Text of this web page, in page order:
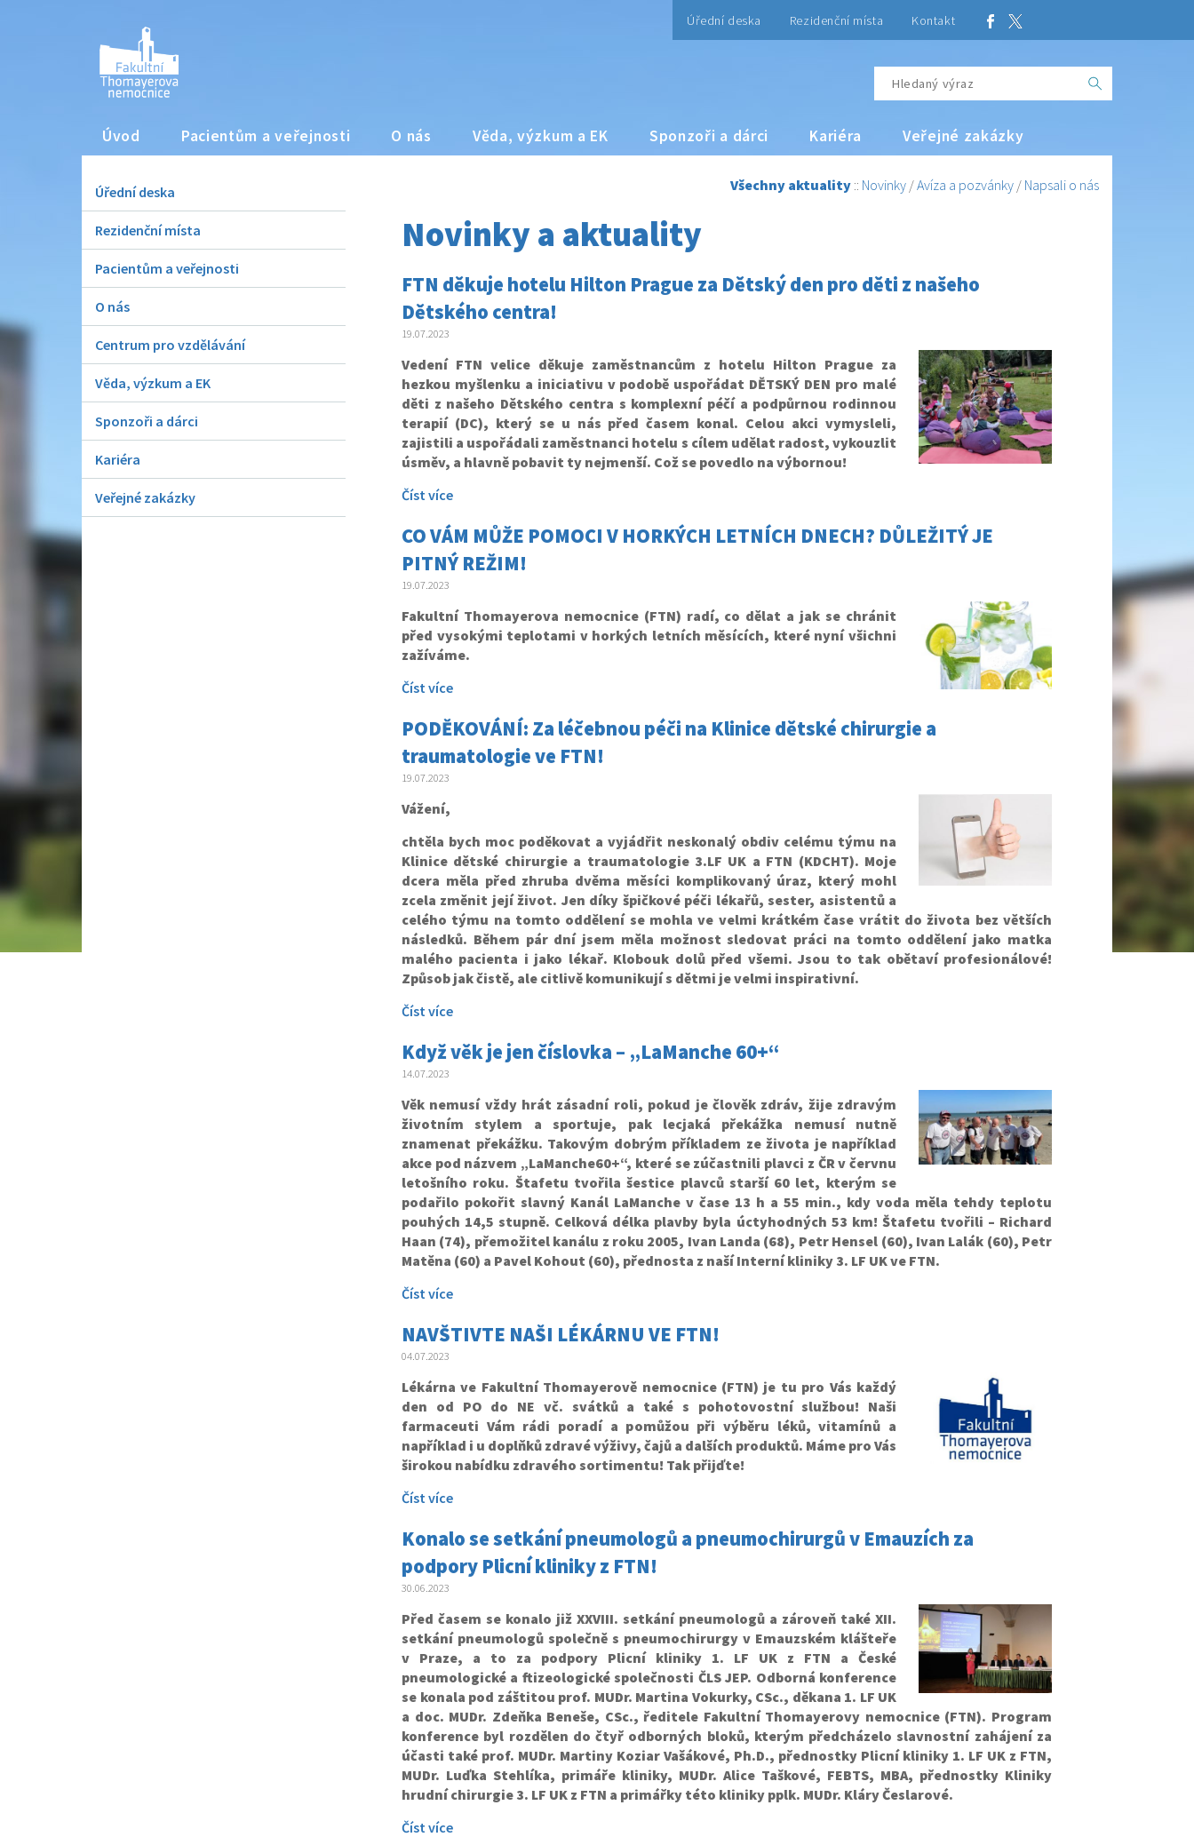
Úřední deska Rezidenční místa Kontakt
Úvod Pacientům a veřejnosti O nás Věda, výzkum a EK Sponzoři a dárci Kariéra Veřejné zakázky
Úřední deska
Rezidenční místa
Pacientům a veřejnosti
O nás
Centrum pro vzdělávání
Věda, výzkum a EK
Sponzoři a dárci
Kariéra
Veřejné zakázky
Všechny aktuality :: Novinky /Avíza a pozvánky / Napsali o nás
Novinky a aktuality
FTN děkuje hotelu Hilton Prague za Dětský den pro děti z našeho
Dětského centra!
19.07.2023
Vedení FTN velice děkuje zaměstnancům z hotelu Hilton Prague za
hezkou myšlenku a iniciativu v podobě uspořádat DĚTSKÝ DEN pro malé
děti z našeho Dětského centra s komplexní péčí a podpůrnou rodinnou
terapií (DC), který se u nás před časem konal. Celou akci vymysleli,
zajistili a uspořádali zaměstnanci hotelu s cílem udělat radost, vykouzlit
úsměv, a hlavně pobavit ty nejmenší. Což se povedlo na výbornou!
Číst více
CO VÁM MŮŽE POMOCI V HORKÝCH LETNÍCH DNECH? DŮLEŽITÝ JE
PITNÝ REŽIM!
19.07.2023
Fakultní Thomayerova nemocnice (FTN) radí, co dělat a jak se chránit
před vysokými teplotami v horkých letních měsících, které nyní všichni
zažíváme.
Číst více
PODĚKOVÁNÍ: Za léčebnou péči na Klinice dětské chirurgie a
traumatologie ve FTN!
19.07.2023
Vážení,
chtěla bych moc poděkovat a vyjádřit neskonalý obdiv celému týmu na
Klinice dětské chirurgie a traumatologie 3.LF UK a FTN (KDCHT). Moje
dcera měla před zhruba dvěma měsíci komplikovaný úraz, který mohl
zcela změnit její život. Jen díky špičkové péči lékařů, sester, asistentů a
celého týmu na tomto oddělení se mohla ve velmi krátkém čase vrátit do života bez větších
následků. Během pár dní jsem měla možnost sledovat práci na tomto oddělení jako matka
malého pacienta i jako lékař. Klobouk dolů před všemi. Jsou to tak obětaví profesionálové!
Způsob jak čistě, ale citlivě komunikují s dětmi je velmi inspirativní.
Číst více
Když věk je jen číslovka – „LaManche 60+“
14.07.2023
Věk nemusí vždy hrát zásadní roli, pokud je člověk zdráv, žije zdravým
životním stylem a sportuje, pak lecjaká překážka nemusí nutně
znamenat překážku. Takovým dobrým příkladem ze života je například
akce pod názvem „LaManche60+“, které se zúčastnili plavci z ČR v červnu
letošního roku. Štafetu tvořila šestice plavců starší 60 let, kterým se
podařilo pokořit slavný Kanál LaManche v čase 13 h a 55 min., kdy voda měla tehdy teplotu
pouhých 14,5 stupně. Celková délka plavby byla úctyhodných 53 km! Štafetu tvořili – Richard
Haan (74), přemožitel kanálu z roku 2005, Ivan Landa (68), Petr Hensel (60), Ivan Lalák (60), Petr
Matěna (60) a Pavel Kohout (60), přednosta z naší Interní kliniky 3. LF UK ve FTN.
Číst více
NAVŠTIVTE NAŠI LÉKÁRNU VE FTN!
04.07.2023
Lékárna ve Fakultní Thomayerově nemocnice (FTN) je tu pro Vás každý
den od PO do NE vč. svátků a také s pohotovostní službou! Naši
farmaceuti Vám rádi poradí a pomůžou při výběru léků, vitamínů a
například i u doplňků zdravé výživy, čajů a dalších produktů. Máme pro Vás
širokou nabídku zdravého sortimentu! Tak přijďte!
Číst více
Konalo se setkání pneumologů a pneumochirurgů v Emauzích za
podpory Plicní kliniky z FTN!
30.06.2023
Před časem se konalo již XXVIII. setkání pneumologů a zároveň také XII.
setkání pneumologů společně s pneumochirurgy v Emauzském klášteře
v Praze, a to za podpory Plicní kliniky 1. LF UK z FTN a České
pneumologické a ftizeologické společnosti ČLS JEP. Odborná konference
se konala pod záštitou prof. MUDr. Martina Vokurky, CSc., děkana 1. LF UK
a doc. MUDr. Zdeňka Beneše, CSc., ředitele Fakultní Thomayerovy nemocnice (FTN). Program
konference byl rozdělen do čtyř odborných bloků, kterým předcházelo slavnostní zahájení za
účasti také prof. MUDr. Martiny Koziar Vašákové, Ph.D., přednostky Plicní kliniky 1. LF UK z FTN,
MUDr. Luďka Stehlíka, primáře kliniky, MUDr. Alice Taškové, FEBTS, MBA, přednostky Kliniky
hrudní chirurgie 3. LF UK z FTN a primářky této kliniky pplk. MUDr. Kláry Česlarové.
Číst více